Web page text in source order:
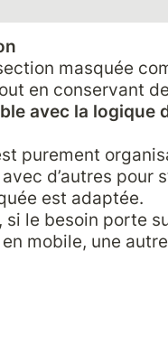
masquée
en conservant
avec la logique
purement
d’autres pour
est adaptée.
si le besoin porte
mobile, une